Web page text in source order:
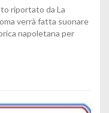
riportato da La
verrà fatta suonare
napoletana per